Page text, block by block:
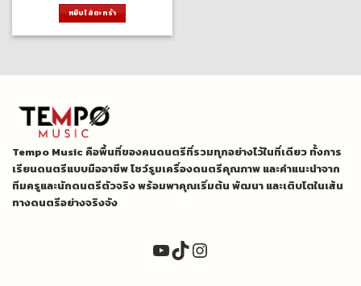
was:
712.00 ฿.
หยิบใส่ตะกร้า
Tempo Music คือพื้นที่ของคนดนตรีที่รวมทุกอย่างไว้ในที่เดียว ทั้งการ
เรียนดนตรีแบบมืออาชีพ โชว์รูมเครื่องดนตรีคุณภาพ และคำแนะนำจาก
ทีมครูและนักดนตรีตัวจริง พร้อมพาคุณเริ่มต้น พัฒนา และเติบโตในเส้น
ทางดนตรีอย่างจริงจัง
YouTube
TikTok
Instagram